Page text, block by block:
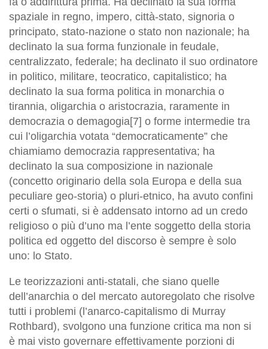
spaziale in regno, impero, città-stato, signoria o
principato, stato-nazione o stato non nazionale; ha
declinato la sua forma funzionale in feudale,
centralizzato, federale; ha declinato il suo ordinatore
in politico, militare, teocratico, capitalistico; ha
declinato la sua forma politica in monarchia o
tirannia, oligarchia o aristocrazia, raramente in
democrazia o demagogia[7] o forme intermedie tra
cui l’oligarchia votata “democraticamente” che
chiamiamo democrazia rappresentativa; ha
declinato la sua composizione in nazionale
(concetto originario della sola Europa e della sua
peculiare geo-storia) o pluri-etnico, ha avuto confini
certi o sfumati, si è addensato intorno ad un credo
religioso o più d’uno ma l’ente soggetto della storia
politica ed oggetto del discorso è sempre è solo
uno: lo Stato.
Le teorizzazioni anti-statali, che siano quelle
dell’anarchia o del mercato autoregolato che risolve
tutti i problemi (l’anarco-capitalismo di Murray
Rothbard), svolgono una funzione critica ma non si
è mai visto governare effettivamente porzioni di